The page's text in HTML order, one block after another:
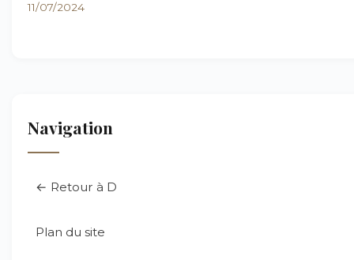
11/07/2024
Navigation
← Retour à D
Plan du site